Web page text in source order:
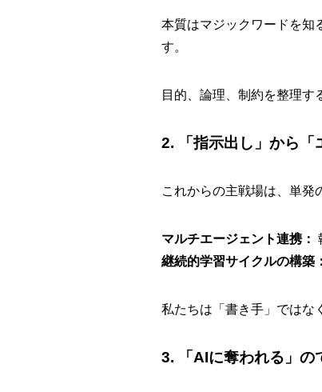
本質はマジックワードを知
す。
目的、論理、制約を整理す
2. 「指示出し」から「
これからの主戦場は、単発
マルチエージェント連携：
継続的学習サイクルの構築：
私たちは「書き手」ではな
3. 「AIに奪われる」の